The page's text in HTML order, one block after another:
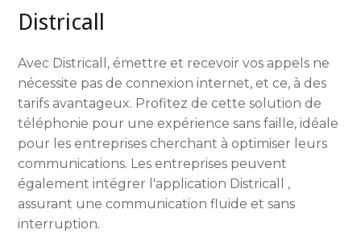
Districall
Avec Districall, émettre et recevoir vos appels ne
nécessite pas de connexion internet, et ce, à des
tarifs avantageux. Profitez de cette solution de
téléphonie pour une expérience sans faille, idéale
pour les entreprises cherchant à optimiser leurs
communications. Les entreprises peuvent
également intégrer l'application Districall ,
assurant une communication fluide et sans
interruption.